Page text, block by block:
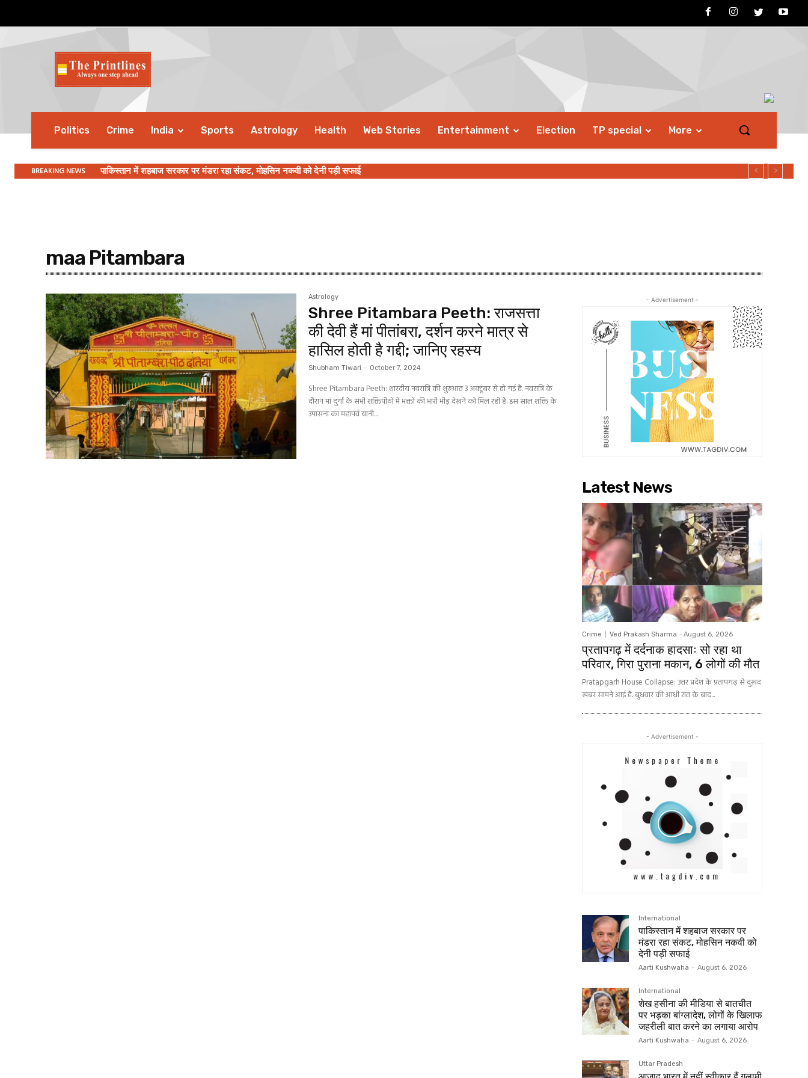
Politics Crime India Sports Astrology Health Web Stories Entertainment Election TP special More
BREAKING NEWS पाकिस्तान में शहबाज सरकार पर मंडरा रहा संकट, मोहसिन नकवी को देनी पड़ी सफाई
maa Pitambara
Astrology
Shree Pitambara Peeth: राजसत्ता
की देवी हैं मां पीतांबरा, दर्शन करने मात्र से
हासिल होती है गद्दी; जानिए रहस्य
Shubham Tiwari - October 7, 2024
Shree Pitambara Peeth: शारदीय नवरात्रि की शुरुआत 3 अक्टूबर से हो गई है. नवरात्रि के
दौरान मां दुर्गा के सभी शक्तिपीठों में भक्तों की भारी भीड़ देखने को मिल रही है. इस साल शक्ति के
उपासना का महापर्व यानी...
- Advertisement -
Latest News
Crime Ved Prakash Sharma - August 6, 2026
प्रतापगढ़ में दर्दनाक हादसाः सो रहा था
परिवार, गिरा पुराना मकान, 6 लोगों की मौत
Pratapgarh House Collapse: उत्तर प्रदेश के प्रतापगढ़ से दुखद
खबर सामने आई है. बुधवार की आधी रात के बाद...
- Advertisement -
International
पाकिस्तान में शहबाज सरकार पर
मंडरा रहा संकट, मोहसिन नकवी को
देनी पड़ी सफाई
Aarti Kushwaha - August 6, 2026
International
शेख हसीना की मीडिया से बातचीत
पर भड़का बांग्लादेश, लोगों के खिलाफ
जहरीली बात करने का लगाया आरोप
Aarti Kushwaha - August 6, 2026
Uttar Pradesh